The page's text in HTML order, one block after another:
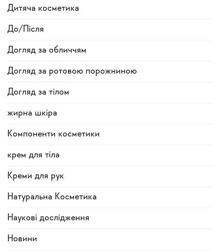
Дитяча косметика
До/Після
Догляд за обличчям
Догляд за ротовою порожниною
Догляд за тілом
жирна шкіра
Компоненти косметики
крем для тіла
Креми для рук
Натуральна Косметика
Наукові дослідження
Новини